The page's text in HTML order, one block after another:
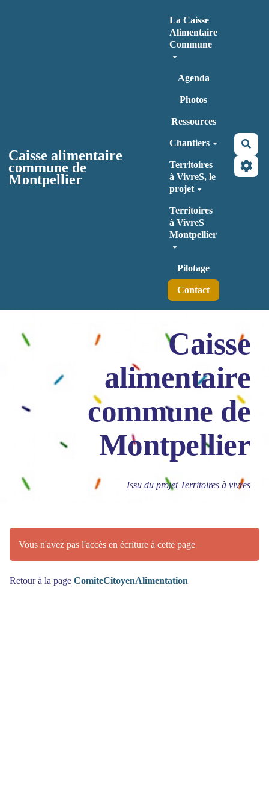
Caisse alimentaire
commune de
Montpellier
La Caisse
Alimentaire
Commune
Agenda
Photos
Ressources
Chantiers
Territoires
à VivreS, le
projet
Territoires
à VivreS
Montpellier
Pilotage
Contact
Caisse
alimentaire
commune de
Montpellier
Issu du projet Territoires à vivres
Vous n'avez pas l'accès en écriture à cette page
Retour à la page ComiteCitoyenAlimentation